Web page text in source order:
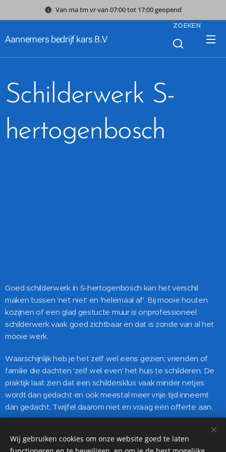
Van ma tm vr van 07:00 tot 17:00 geopend
Aannemers bedrijf kars B.V
ZOEKEN
Schilderwerk S-
hertogenbosch
Goed schilderwerk in S-hertogenbosch kan het verschil
maken tussen 'net niet' en 'helemaal af'. Bij mooie houten
kozijnen of een glad gestucte muur is onprofessioneel
schilderwerk vaak goed zichtbaar en dat is zonde van al het
mooie werk.
Waarschijnlijk heb je het zelf wel eens gezien; vrienden of
familie die dachten 'zelf wel even' het huis te schilderen. De
praktijk laat zien dat een schildersklus vaak minder netjes
wordt dan gedacht en ook meestal meer vrije tijd inneemt
dan gedacht. Twijfel daarom niet en vraag een offerte aan.
Wij gebruiken cookies om onze website goed te laten